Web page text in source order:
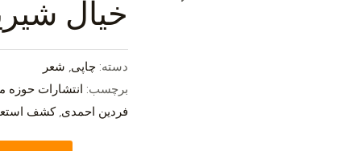
خیال
دسته: چاپی, شعر
برچسب: انتشارات
فردین احمدی,کشف